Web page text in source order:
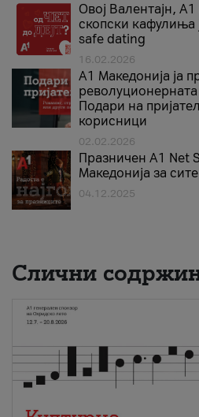
Овој Валентајн,
скопски кафулиња
safe dating
16.02.2026
А1 Македонија ја
Подари на
корисници
02.02.2026
Празничен A1 Net
Македонија за
04.12.2025
Слични